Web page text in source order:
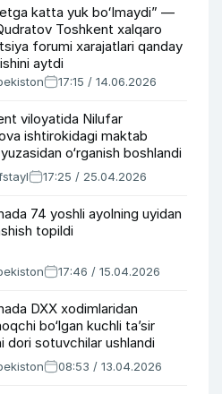
katta yuk boʻlmaydi” —
Toshkent xalqaro
forumi xarajatlari qanday
aytdi
17:15 / 14.06.2026
viloyatida Nilufar
ishtirokidagi maktab
o‘rganish boshlandi
17:25 / 25.04.2026
74 yoshli ayolning uyidan
topildi
17:46 / 15.04.2026
DXX xodimlaridan
bo‘lgan kuchli ta’sir
dori sotuvchilar ushlandi
08:53 / 13.04.2026